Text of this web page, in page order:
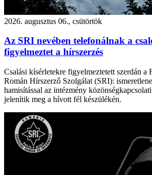
2026. augusztus 06., csütörtök
Az SRI nevében telefonálnak a
figyelmeztet a hírszerzés
Csalási kísérletekre figyelmeztetett szerdán a
Román Hírszerző Szolgálat (SRI):
hamisítással az intézmény
jelenítik meg a hívott fél készülékén.